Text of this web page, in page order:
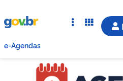
e-Agendas